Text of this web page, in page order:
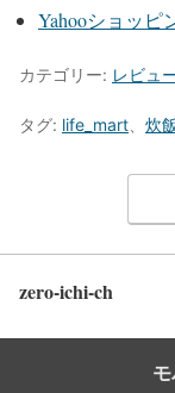
Yahooショッピ
カテゴリー: レビュ
タグ: life_mart 炊
zero-ichi-ch